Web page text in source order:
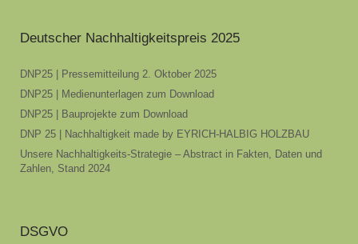
Deutscher Nachhaltigkeitspreis 2025
DNP25 | Pressemitteilung 2. Oktober 2025
DNP25 | Medienunterlagen zum Download
DNP25 | Bauprojekte zum Download
DNP 25 | Nachhaltigkeit made by EYRICH-HALBIG HOLZBAU
Unsere Nachhaltigkeits-Strategie – Abstract in Fakten, Daten und
Zahlen, Stand 2024
DSGVO